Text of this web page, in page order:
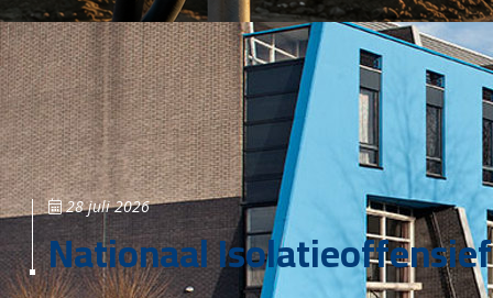
28 juli 2026
Nationaal Isolatieoffensief